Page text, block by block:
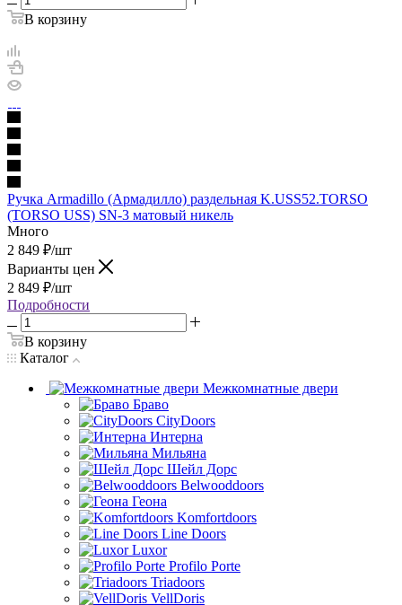
В корзину
Ручка Armadillo (Армадилло) раздельная K.USS52.TORSO
(TORSO USS) SN-3 матовый никель
Много
2 849 ₽/шт
Варианты цен
2 849 ₽/шт
Подробности
В корзину
Каталог
Межкомнатные двери
Браво
CityDoors
Интерна
Мильяна
Шейл Дорс
Belwooddoors
Геона
Komfortdoors
Line Doors
Luxor
Profilo Porte
Triadoors
VellDoris